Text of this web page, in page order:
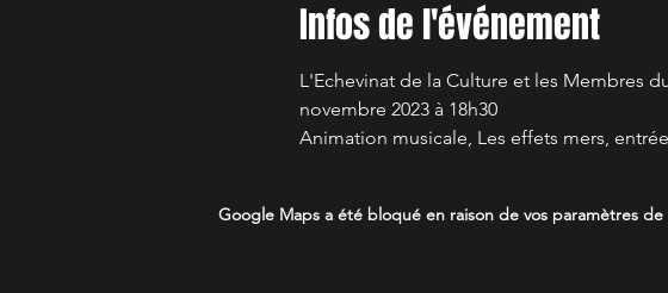
Infos de l'événement
L'Echevinat de la Culture et les Membres
novembre 2023 à 18h30
Animation musicale, Les effets mers,
Google Maps a été bloqué en raison de vos paramètres